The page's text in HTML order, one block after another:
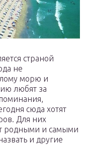
страной
не
морю и
любят за
сюда хотят
Для них
родными и самыми
и другие